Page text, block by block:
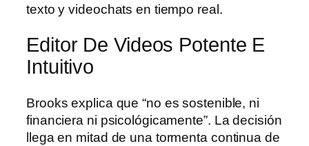
texto y videochats en tiempo real.
Editor De Videos Potente E
Intuitivo
Brooks explica que “no es sostenible, ni
financiera ni psicológicamente”. La decisión
llega en mitad de una tormenta continua de